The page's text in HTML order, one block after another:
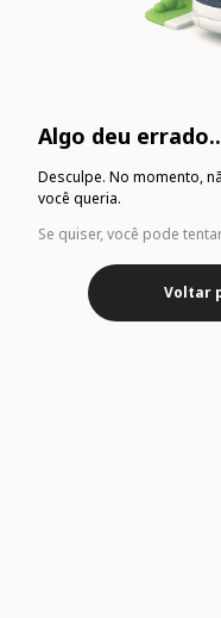
Algo deu
Desculpe. No momento,
você queria.
Se quiser, você pode
Voltar